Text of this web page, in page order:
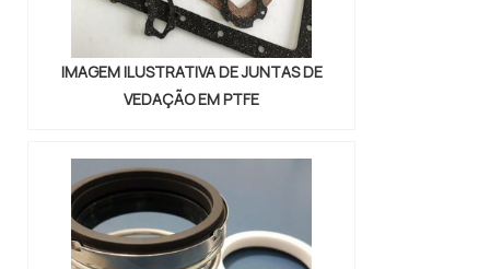
IMAGEM ILUSTRATIVA DE JUNTAS DE
VEDAÇÃO EM PTFE